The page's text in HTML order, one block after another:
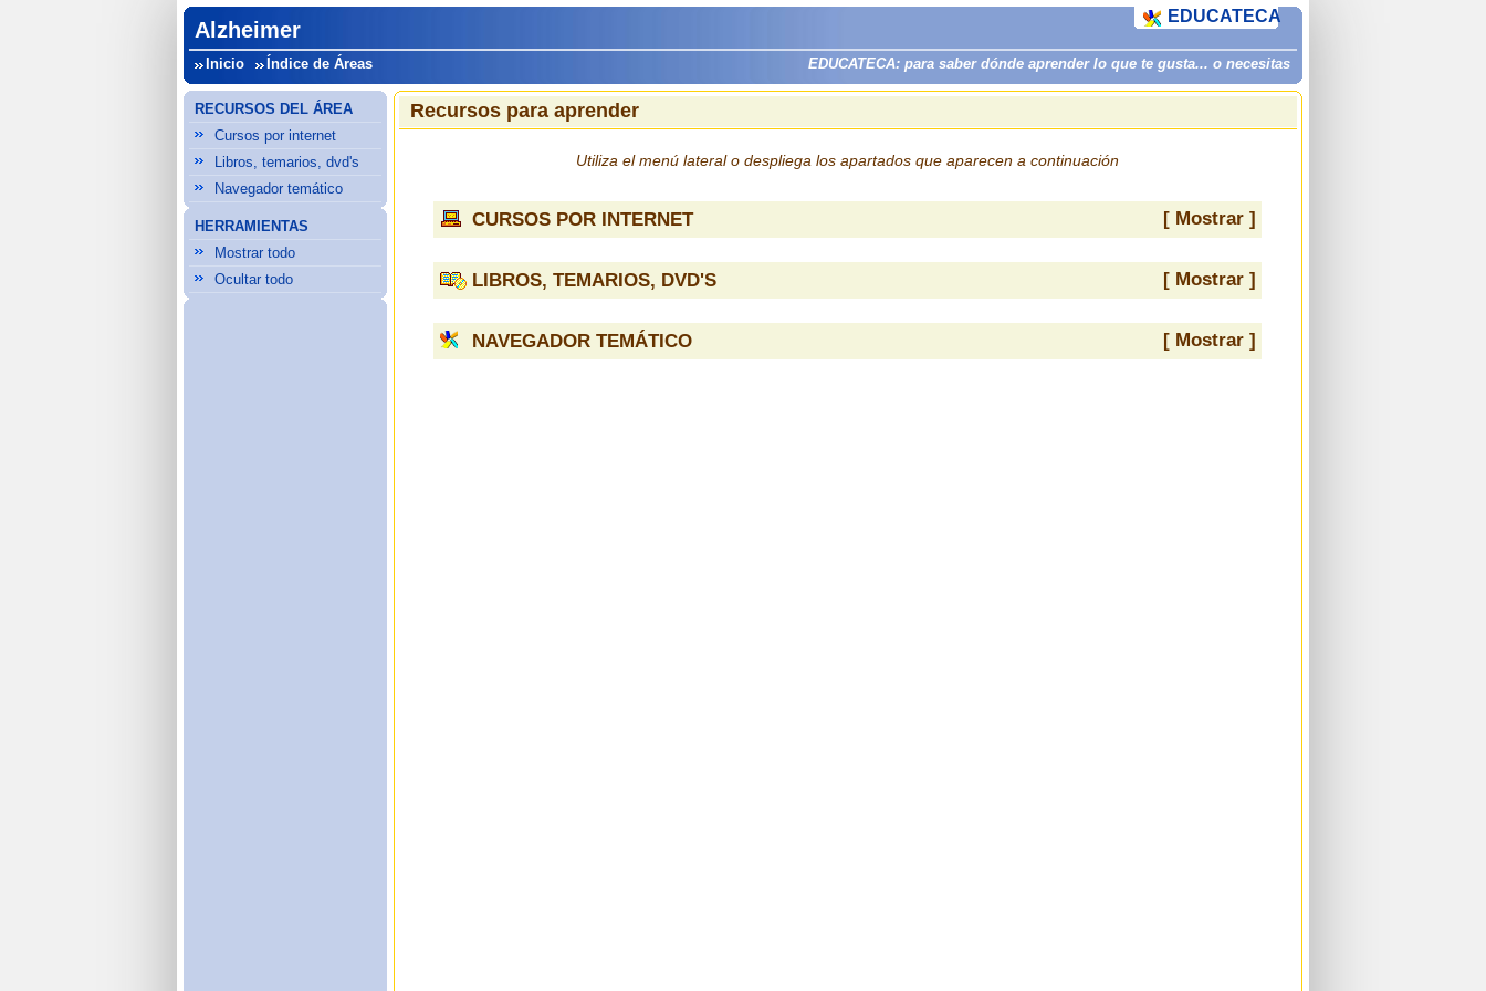
Alzheimer
Inicio Índice de Áreas EDUCATECA: para saber dónde aprender lo que te gusta... o necesitas
EDUCATECA
RECURSOS DEL ÁREA
Cursos por internet
Libros, temarios, dvd's
Navegador temático
HERRAMIENTAS
Mostrar todo
Ocultar todo
Recursos para aprender
Utiliza el menú lateral o despliega los apartados que aparecen a continuación
CURSOS POR INTERNET [ Mostrar ]
LIBROS, TEMARIOS, DVD'S [ Mostrar ]
NAVEGADOR TEMÁTICO [ Mostrar ]